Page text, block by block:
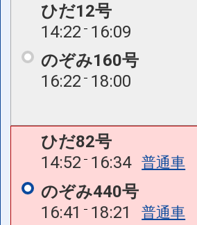
ひだ12号
14:22 16:09
のぞみ160号
16:22 18:00
ひだ82号
14:52 16:34 普通車
のぞみ440号
16:41
18:21 普通車